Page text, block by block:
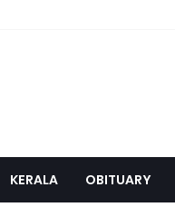
KERALA OBITUARY